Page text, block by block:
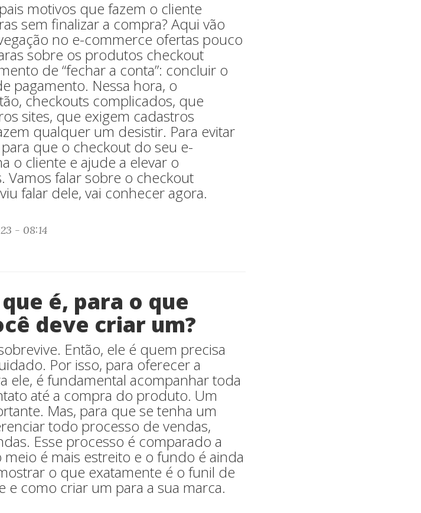
motivos que fazem o cliente
sem finalizar a compra? Aqui vão
no e-commerce ofertas pouco
sobre os produtos checkout
de “fechar a conta”: concluir o
pagamento. Nessa hora, o
checkouts complicados, que
sites, que exigem cadastros
qualquer um desistir. Para evitar
que o checkout do seu e-
o cliente e ajude a elevar o
Vamos falar sobre o checkout
falar dele, vai conhecer agora.
- 08:14
é, para o que
deve criar um?
Então, ele é quem precisa
Por isso, para oferecer a
ele, é fundamental acompanhar toda
até a compra do produto. Um
Mas, para que se tenha um
todo processo de vendas,
Esse processo é comparado a
é mais estreito e o fundo é ainda
o que exatamente é o funil de
como criar um para a sua marca.